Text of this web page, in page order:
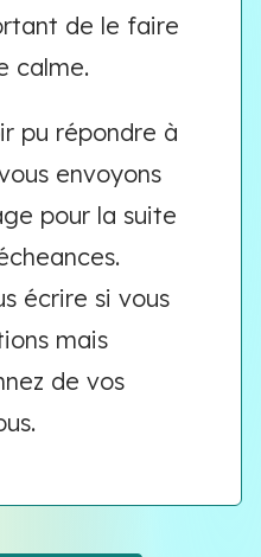
de le faire
calme.
pu répondre à
envoyons
pour la suite
écrire si vous
mais
de vos